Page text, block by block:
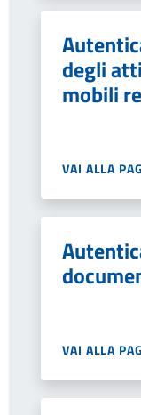
degli
mobili
VAI ALLA
VAI ALLA